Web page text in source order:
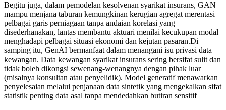
Begitu juga, dalam pemodelan kesolvenan syarikat insurans, GAN
mampu menjana taburan kemungkinan kerugian agregat merentasi
pelbagai garis perniagaan tanpa andaian korelasi yang
disederhanakan, lantas membantu aktuari menilai kecukupan modal
menghadapi pelbagai situasi ekonomi dan kejutan pasaran.Di
samping itu, GenAI bermanfaat dalam menangani isu privasi data
kewangan. Data kewangan syarikat insurans sering bersifat sulit dan
tidak boleh dikongsi sewenang-wenangnya dengan pihak luar
(misalnya konsultan atau penyelidik). Model generatif menawarkan
penyelesaian melalui penjanaan data sintetik yang mengekalkan sifat
statistik penting data asal tanpa mendedahkan butiran sensitif​